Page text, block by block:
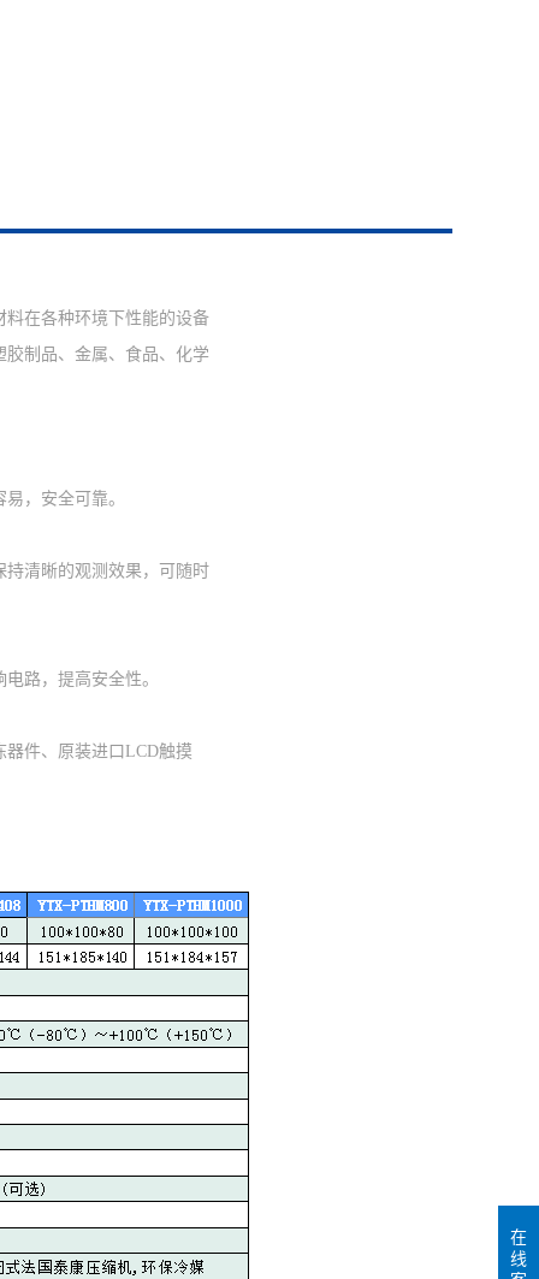
在各种环境下性能的设备
制品、金属、食品、化学
，安全可靠。
清晰的观测效果，可随时
路，提高安全性。
件、原装进口LCD触摸
在
线